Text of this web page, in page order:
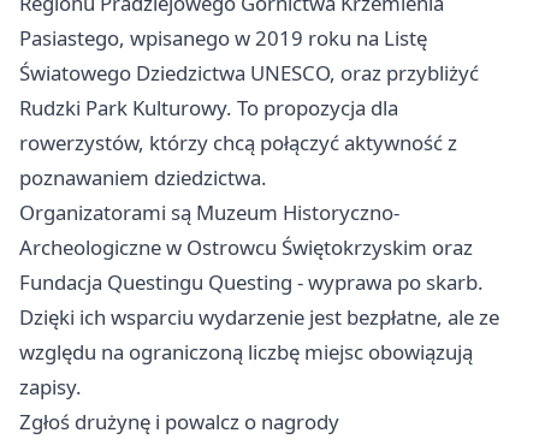
Pasiastego, wpisanego w 2019 roku na Listę
Światowego Dziedzictwa UNESCO, oraz przybliżyć
Rudzki Park Kulturowy. To propozycja dla
rowerzystów, którzy chcą połączyć aktywność z
poznawaniem dziedzictwa.
Organizatorami są Muzeum Historyczno-
Archeologiczne w Ostrowcu Świętokrzyskim oraz
Fundacja Questingu Questing - wyprawa po skarb.
Dzięki ich wsparciu wydarzenie jest bezpłatne, ale ze
względu na ograniczoną liczbę miejsc obowiązują
zapisy.
Zgłoś drużynę i powalcz o nagrody